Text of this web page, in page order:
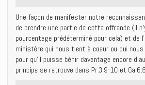
Une façon de manifester notre
de prendre une partie de cette offrande (il
pourcentage prédéterminé pour cela) et de
ministère qui nous tient à coeur ou qui
pour qu’il puisse bénir davantage encore
principe se retrouve dans Pr.3:9-10 et